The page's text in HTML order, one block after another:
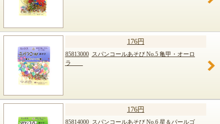
176円
85813000 スパンコールあそび No.5 亀甲・オーロ
ラ
176円
85814000 スパンコールあそび No.6 星＆パールゴ